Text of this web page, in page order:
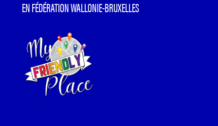
EN FÉDÉRATION WALLONIE-BRUXELLES